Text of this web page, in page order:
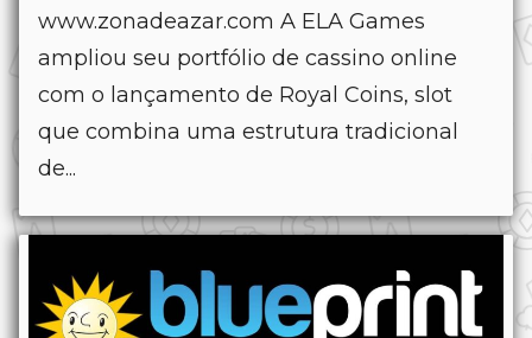
www.zonadeazar.com A ELA Games
ampliou seu portfólio de cassino online
com o lançamento de Royal Coins, slot
que combina uma estrutura tradicional
de...